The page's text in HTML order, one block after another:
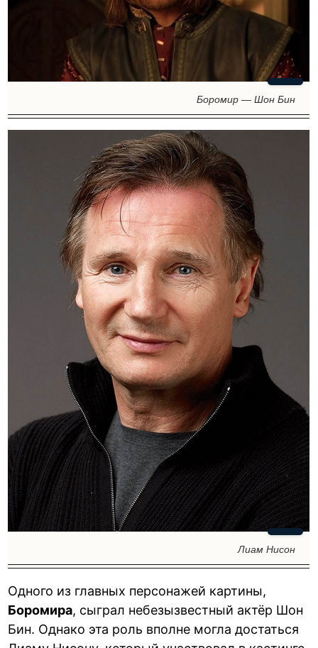
Боромир — Шон Бин
Лиам Нисон
Одного из главных персонажей картины,
Боромира, сыграл небезызвестный актёр Шон
Бин. Однако эта роль вполне могла достаться